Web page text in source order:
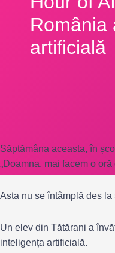
România
artificială
Săptămâna aceasta, în
„Doamna, mai facem o
Asta nu se întâmplă des la
Un elev din Tătărani a
inteligența artificială.